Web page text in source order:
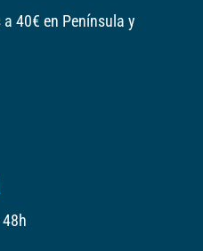
40€ en Península y